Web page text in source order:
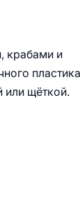
крабами и
или щёткой.